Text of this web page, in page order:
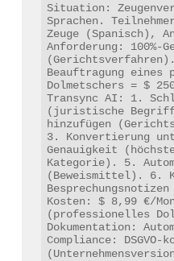
Situation:
Sprachen.
Zeuge (Spanisch),
Anforderung: 100%-
Beauftragung eines
Dolmetschers = $
Transync AI: 1.
(juristische
hinzufügen
3. Konvertierung
Genauigkeit
Kategorie). 5.
(Beweismittel). 6.
Besprechungsnotizen
Kosten: $ 8,99 €/
(professionelles
Dokumentation:
Compliance: DSGVO-